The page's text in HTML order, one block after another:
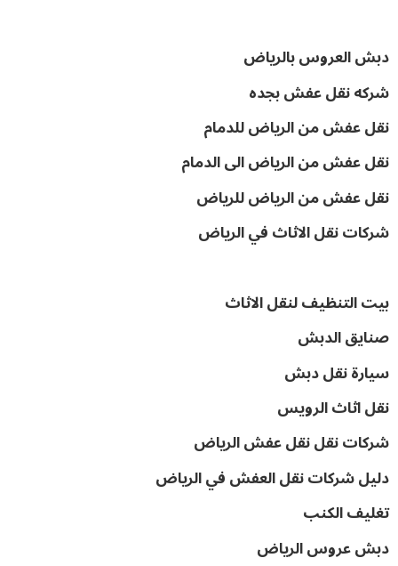
دبش العروس بالرياض
شركه نقل عفش بجده
نقل عفش من الرياض للدمام
نقل عفش من الرياض الى الدمام
نقل عفش من الرياض للرياض
شركات نقل الاثاث في الرياض
بيت التنظيف لنقل الاثاث
صنايق الدبش
سيارة نقل دبش
نقل اثاث الرويس
شركات نقل نقل عفش الرياض
دليل شركات نقل العفش في الرياض
تغليف الكنب
دبش عروس الرياض